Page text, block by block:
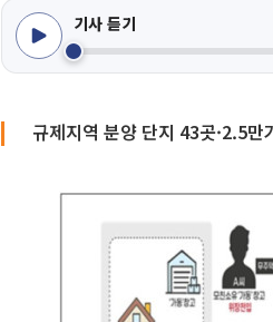
기사 듣기
규제지역 분양 단지 43곳·2.5만